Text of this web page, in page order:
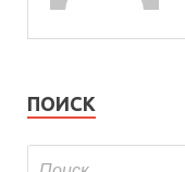
ПОИСК